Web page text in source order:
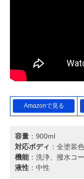
Amazonで見る
容量 ：900ml
対応ボディ ：全塗装
機能：洗浄、撥水コ
液性 ：中性